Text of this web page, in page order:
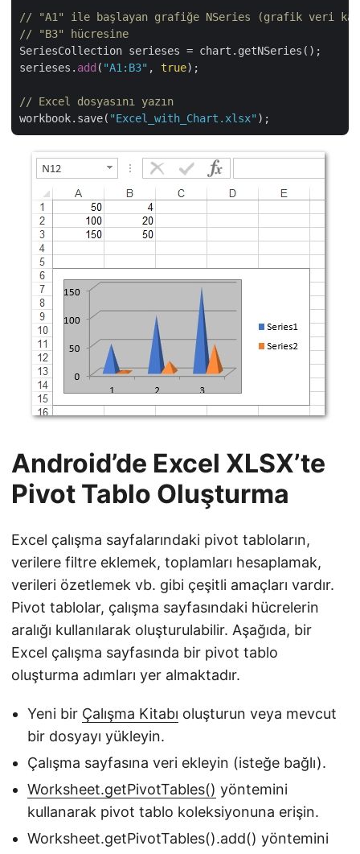
// "A1" ile başlayan grafiğe NSeries (grafik veri
// "B3" hücresine
SeriesCollection serieses = chart.getNSeries();
serieses. add ( "A1:B3" , true);
// Excel dosyasını yazın
workbook.save( "Excel_with_Chart.xlsx"
Android’de Excel XLSX’te
Pivot Tablo Oluşturma
Excel çalışma sayfalarındaki pivot tabloların,
verilere filtre eklemek, toplamları hesaplamak,
verileri özetlemek vb. gibi çeşitli amaçları vardır.
Pivot tablolar, çalışma sayfasındaki hücrelerin
aralığı kullanılarak oluşturulabilir. Aşağıda, bir
Excel çalışma sayfasında bir pivot tablo
oluşturma adımları yer almaktadır.
Yeni bir Çalışma Kitabı oluşturun veya mevcut
bir dosyayı yükleyin.
Çalışma sayfasına veri ekleyin (isteğe bağlı).
Worksheet.getPivotTables() yöntemini
kullanarak pivot tablo koleksiyonuna erişin.
Worksheet.getPivotTables().add() yöntemini